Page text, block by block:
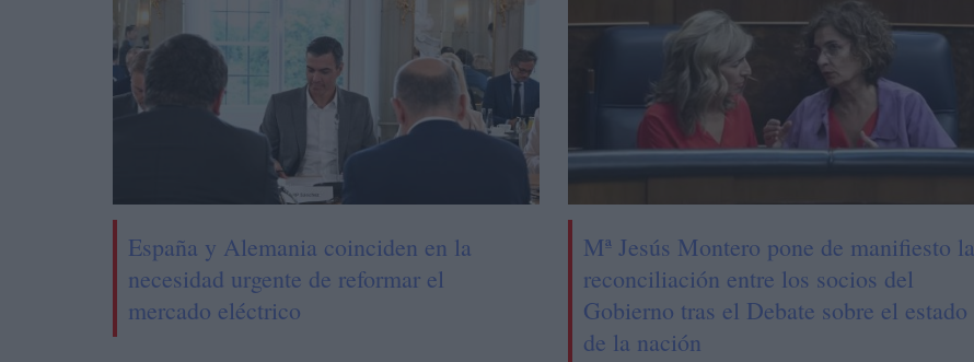
España y Alemania coinciden en la
necesidad urgente de reformar el
mercado eléctrico
Mª Jesús Montero pone de manifiesto la
reconciliación entre los socios del
Gobierno tras el Debate sobre el estado
de la nación